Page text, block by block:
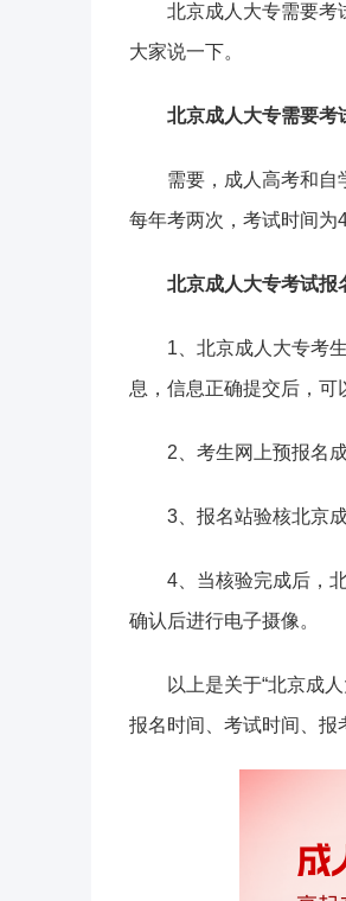
北京成人大专需要考
大家说一下。
北京成人大专需要考
需要，成人高考和自
每年考两次，考试时间为
北京成人大专考试报
1、北京成人大专考
息，信息正确提交后，可
2、考生网上预报名
3、报名站验核北京
4、当核验完成后，
确认后进行电子摄像。
以上是关于“北京成
报名时间、考试时间、报